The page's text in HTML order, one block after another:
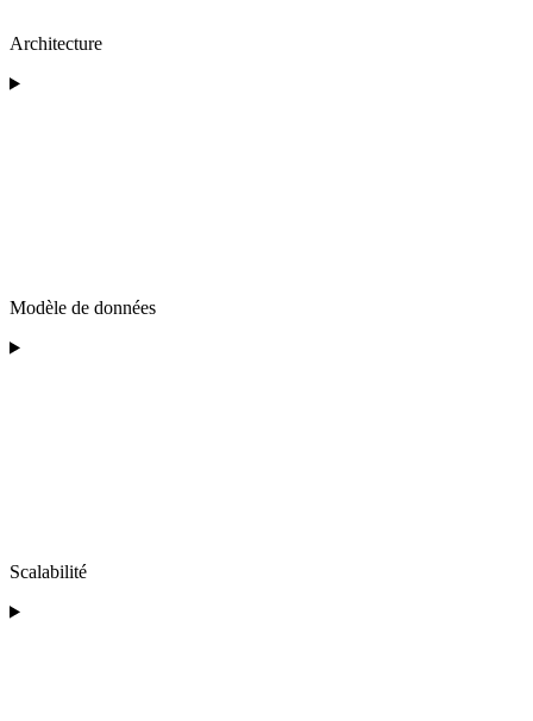
Architecture
Modèle de données
Scalabilité